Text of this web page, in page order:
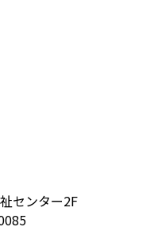
センター2F